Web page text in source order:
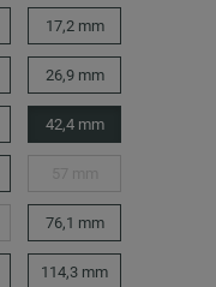
17,2 mm
26,9 mm
42,4 mm
76,1 mm
114,3 mm